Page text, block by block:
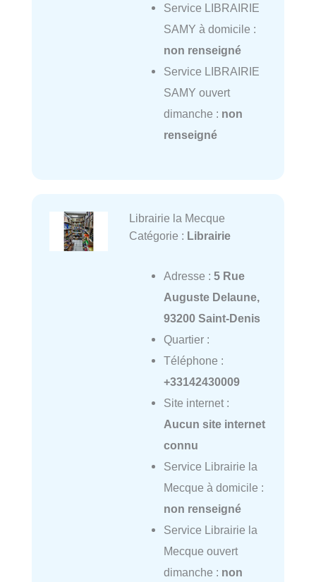
Service LIBRAIRIE
SAMY à domicile :
non renseigné
Service LIBRAIRIE
SAMY ouvert
dimanche : non
renseigné
Librairie la Mecque
Catégorie : Librairie
Adresse : 5 Rue
Auguste Delaune,
93200 Saint-Denis
Quartier :
Téléphone :
+33142430009
Site internet :
Aucun site internet
connu
Service Librairie la
Mecque à domicile :
non renseigné
Service Librairie la
Mecque ouvert
dimanche : non